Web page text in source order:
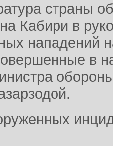
страны
Кабири в
нападений
в